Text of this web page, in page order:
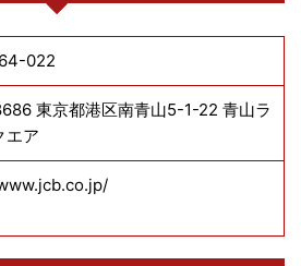
022
東京都港区南青山5-1-22 青山ラ
エア